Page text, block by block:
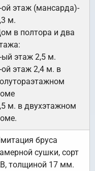
ой этаж (мансарда)-
м.
в полтора и два
ый этаж 2,5 м.
ой этаж 2,4 м. в
м. в двухэтажном
бруса
сушки, сорт
толщиной 17 мм.